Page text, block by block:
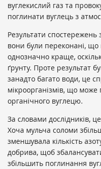
вуглекислий газ та
поглинати вуглець з
Результати спостережень
вони були переконані, що
однозначно краще,
ґрунту. Проте результат
занадто багато води, це
мікроорганізмів, що може
органічного вуглецю.
За словами дослідників,
Хоча мульча соломи
зменшувала кількість
добрива, щоб
збільшить поглинання